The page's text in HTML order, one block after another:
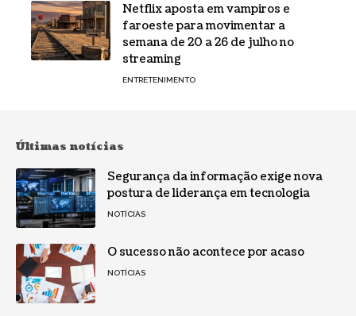
Netflix aposta em vampiros e
faroeste para movimentar a
semana de 20 a 26 de julho no
streaming
ENTRETENIMENTO
Últimas notícias
Segurança da informação exige nova
postura de liderança em tecnologia
NOTÍCIAS
O sucesso não acontece por acaso
NOTÍCIAS